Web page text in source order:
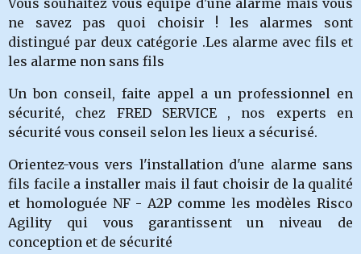
Vous souhaitez vous équipé d'une alarme mais vous
ne savez pas quoi choisir ! les alarmes sont
distingué par deux catégorie .Les alarme avec fils et
les alarme non sans fils
Un bon conseil, faite appel a un professionnel en
sécurité, chez FRED SERVICE , nos experts en
sécurité vous conseil selon les lieux a sécurisé.
Orientez-vous vers l'installation d'une alarme sans
fils facile a installer mais il faut choisir de la qualité
et homologuée NF - A2P comme les modèles Risco
Agility qui vous garantissent un niveau de
conception et de sécurité